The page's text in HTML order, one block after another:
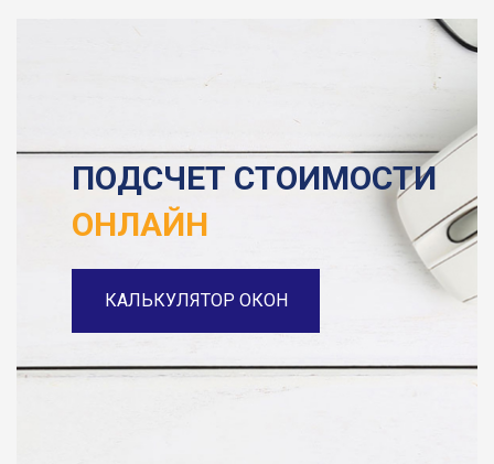
ПОДСЧЕТ СТОИМОСТИ
ОНЛАЙН
КАЛЬКУЛЯТОР ОКОН